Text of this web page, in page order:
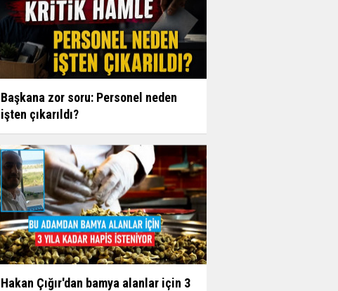
Başkana zor soru: Personel neden
işten çıkarıldı?
Hakan Çığır'dan bamya alanlar için 3